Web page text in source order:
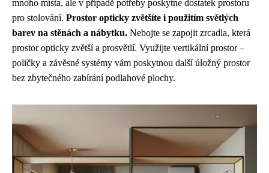
mnoho místa, ale v případě potřeby poskytne dostatek prostoru
pro stolování. Prostor opticky zvětšíte i použitím světlých
barev na stěnách a nábytku. Nebojte se zapojit zrcadla, která
prostor opticky zvětší a prosvětlí. Využijte vertikální prostor –
poličky a závěsné systémy vám poskytnou další úložný prostor
bez zbytečného zabírání podlahové plochy.